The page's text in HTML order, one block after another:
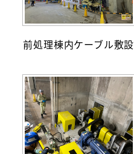
前処理棟内ケーブル敷設